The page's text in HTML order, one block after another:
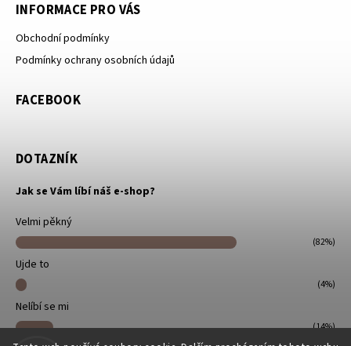
INFORMACE PRO VÁS
Obchodní podmínky
Podmínky ochrany osobních údajů
FACEBOOK
DOTAZNÍK
Jak se Vám líbí náš e-shop?
Velmi pěkný
(82%)
Ujde to
(4%)
Nelíbí se mi
(14%)